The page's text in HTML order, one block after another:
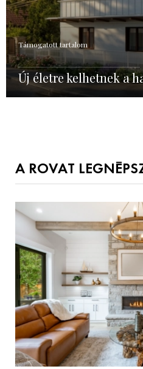
Támogatott tartalom
Új életre kelhetnek a
A ROVAT